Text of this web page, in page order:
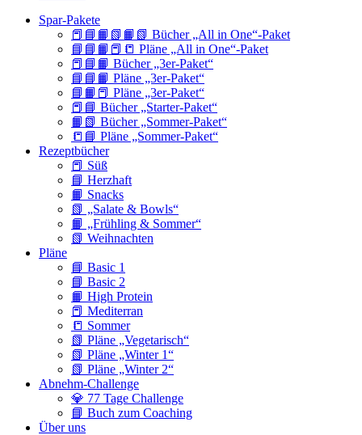
Spar-Pakete
📕📘📙📗📙📗 Bücher „All in One“-Paket
📘📘📙📕📒 Pläne „All in One“-Paket
📕📘📙 Bücher „3er-Paket“
📘📘📙 Pläne „3er-Paket“
📘📙📕 Pläne „3er-Paket“
📕📘 Bücher „Starter-Paket“
📙📗 Bücher „Sommer-Paket“
📒📘 Pläne „Sommer-Paket“
Rezeptbücher
📕 Süß
📘 Herzhaft
📙 Snacks
📗 „Salate & Bowls“
📙 „Frühling & Sommer“
📗 Weihnachten
Pläne
📘 Basic 1
📘 Basic 2
📙 High Protein
📕 Mediterran
📒 Sommer
📗 Pläne „Vegetarisch“
📗 Pläne „Winter 1“
📗 Pläne „Winter 2“
Abnehm-Challenge
💎 77 Tage Challenge
📘 Buch zum Coaching
Über uns